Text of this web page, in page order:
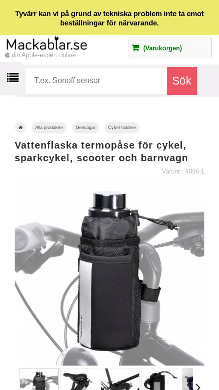
Tyvärr kan vi på grund av tekniska problem inte ta emot
beställningar för närvarande.
din Apple-expert online
(Varukorgen)
Alla produkter Genvägar Cykel holdere
Vattenflaska termopåse för cykel,
sparkcykel, scooter och barnvagn
Varunr.: #096-1